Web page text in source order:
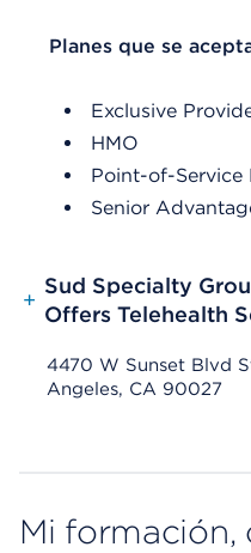
List Header Planes que
Planes que se
Exclusive
HMO
Point-of-Service
Senior
+
Sud Specialty
Offers Telehealth
4470 W Sunset Blvd
Angeles, CA 90027
Mi formación,